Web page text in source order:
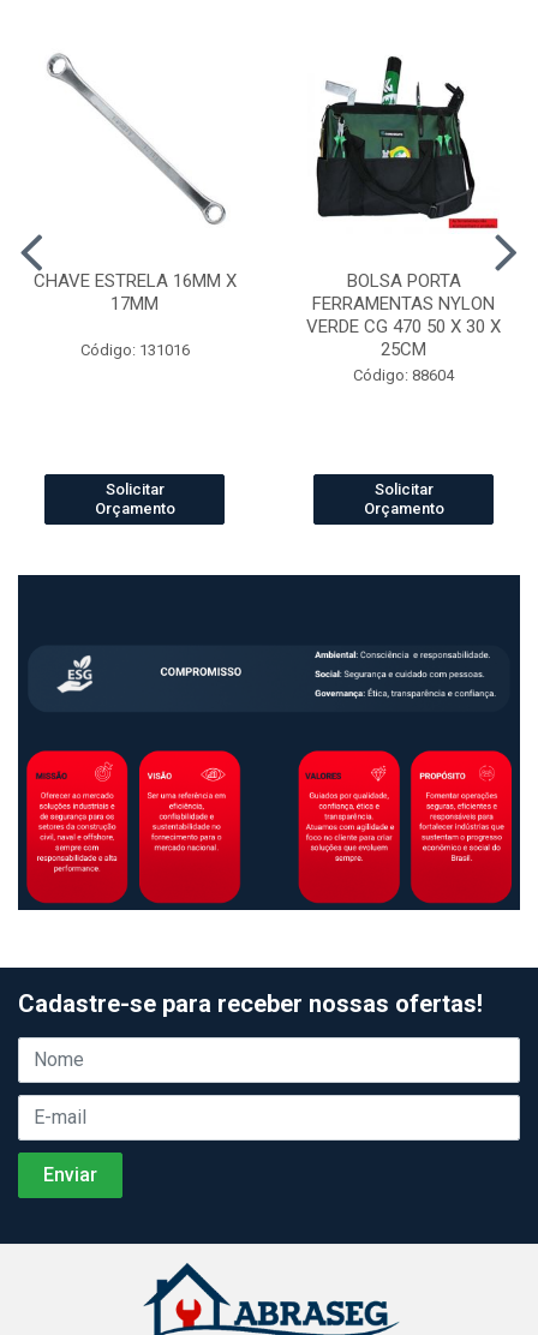
CHAVE ESTRELA 16MM X
17MM
Código: 131016
Solicitar
Orçamento
BOLSA PORTA
FERRAMENTAS NYLON
VERDE CG 470 50 X 30 X
25CM
Código: 88604
Solicitar
Orçamento
Cadastre-se para receber nossas ofertas!